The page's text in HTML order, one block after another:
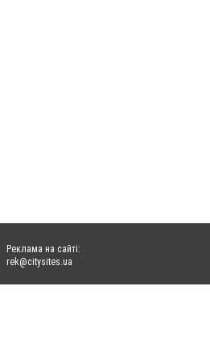
Реклама на сайті:
rek@citysites.ua